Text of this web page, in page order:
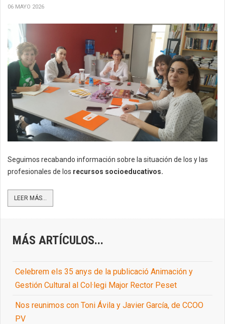
06 MAYO 2026
Seguimos recabando información sobre la situación de los y las
profesionales de los recursos socioeducativos.
LEER MÁS...
MÁS ARTÍCULOS...
Celebrem els 35 anys de la publicació Animación y
Gestión Cultural al Col·legi Major Rector Peset
Nos reunimos con Toni Ávila y Javier García, de CCOO
PV